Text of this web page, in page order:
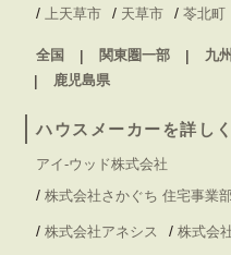
/ 上天草市 / 天草市 / 苓北町
全国 関東圏一部 九州
鹿児島県
ハウスメーカーを詳し
アイ-ウッド株式会社
/ 株式会社さかぐち 住宅事業
/ 株式会社アネシス / 株式会